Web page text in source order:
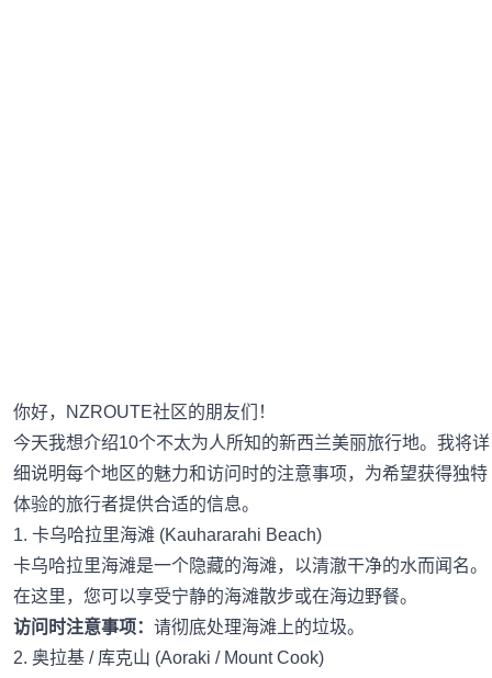
你好，NZROUTE社区的朋友们！
今天我想介绍10个不太为人所知的新西兰美丽旅行地。我将详
细说明每个地区的魅力和访问时的注意事项，为希望获得独特
体验的旅行者提供合适的信息。
1. 卡乌哈拉里海滩 (Kauhararahi Beach)
卡乌哈拉里海滩是一个隐藏的海滩，以清澈干净的水而闻名。
在这里，您可以享受宁静的海滩散步或在海边野餐。
访问时注意事项： 请彻底处理海滩上的垃圾。
2. 奥拉基 / 库克山 (Aoraki / Mount Cook)